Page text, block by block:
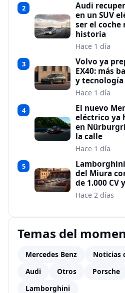
2
Audi
en un SUV
ser el coche
historia
Hace 1 día
3
Volvo ya
EX40: más
y
Hace 1 día
4
El nuevo
eléctrico ya
en
la calle
Hace 1 día
5
del Miura
de 1.000 CV
Hace 2 días
Temas del
Mercedes Benz Noticias
Audi
Otros Porsche
Lamborghini